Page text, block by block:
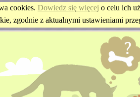
cookies. Dowiedz się więcej o celu ich
zgodnie z aktualnymi ustawieniami